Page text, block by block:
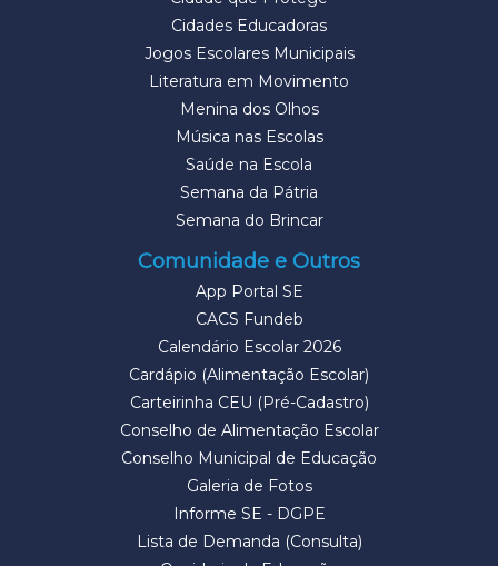
Cidades Educadoras
Jogos Escolares Municipais
Literatura em Movimento
Menina dos Olhos
Música nas Escolas
Saúde na Escola
Semana da Pátria
Semana do Brincar
Comunidade e Outros
App Portal SE
CACS Fundeb
Calendário Escolar 2026
Cardápio (Alimentação Escolar)
Carteirinha CEU (Pré-Cadastro)
Conselho de Alimentação Escolar
Conselho Municipal de Educação
Galeria de Fotos
Informe SE - DGPE
Lista de Demanda (Consulta)